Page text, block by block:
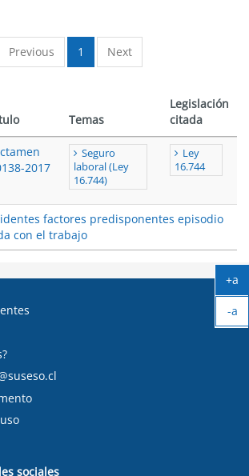
Previous 1 Next
Temas
Legislación
citada
2017
Seguro
laboral (Ley
16.744)
Ley
16.744
factores predisponentes episodio
con el trabajo
sociales
+a
-a